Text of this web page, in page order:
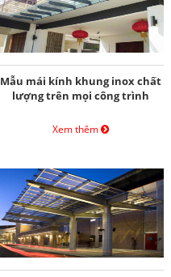
Mẫu mái kính khung inox chất
lượng trên mọi công trình
Xem thêm